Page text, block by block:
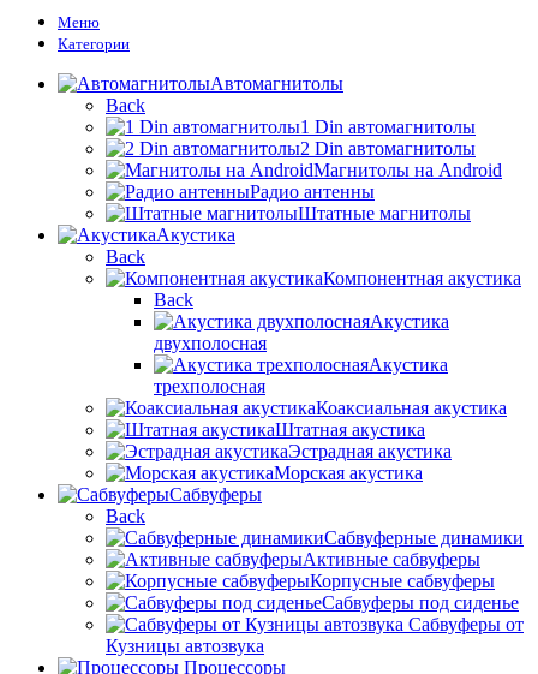
Меню
Категории
Автомагнитолы
Back
1 Din автомагнитолы
2 Din автомагнитолы
Магнитолы на Android
Радио антенны
Штатные магнитолы
Акустика
Back
Компонентная акустика
Back
Акустика
двухполосная
Акустика
трехполосная
Коаксиальная акустика
Штатная акустика
Эстрадная акустика
Морская акустика
Сабвуферы
Back
Сабвуферные динамики
Активные сабвуферы
Корпусные сабвуферы
Сабвуферы под сиденье
Сабвуферы от
Кузницы автозвука
Процессоры